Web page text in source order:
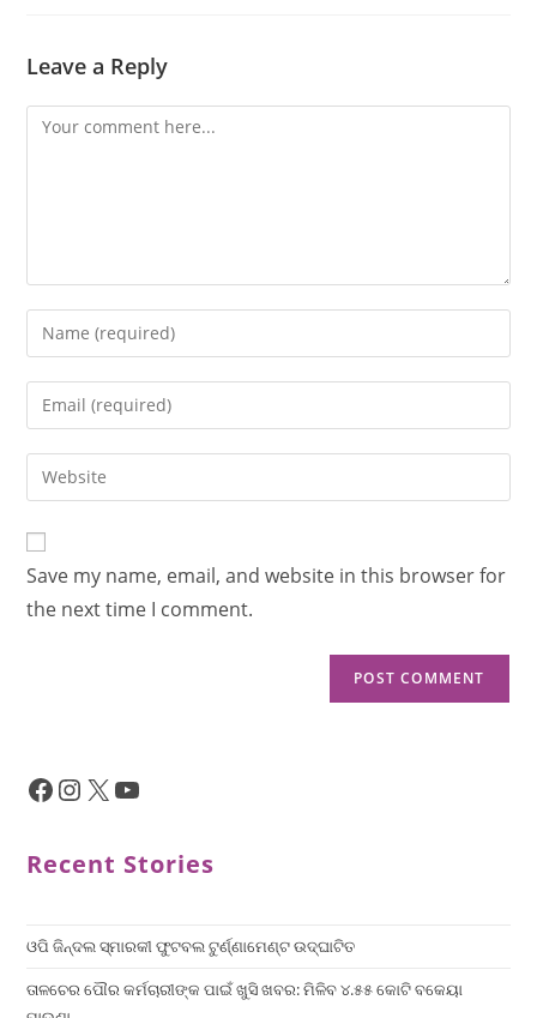
Leave a Reply
Save my name, email, and website in this browser for
the next time I comment.
Recent Stories
ଓପି ଜିନ୍ଦଲ ସ୍ମାରକୀ ଫୁଟବଲ ଟୁର୍ଣ୍ଣାମେଣ୍ଟ ଉଦ୍ଘାଟିତ
ତାଳଚେର ପୌର କର୍ମଚାରୀଙ୍କ ପାଇଁ ଖୁସି ଖବର: ମିଳିବ ୪.୫୫ କୋଟି ବକେୟା